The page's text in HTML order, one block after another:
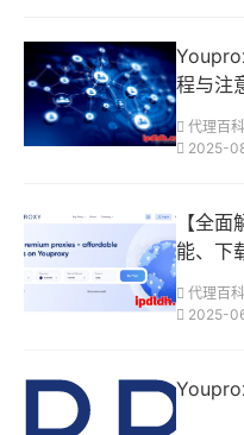
程与注
代理百科
2025-
【全
能、下
代理百科
2025-